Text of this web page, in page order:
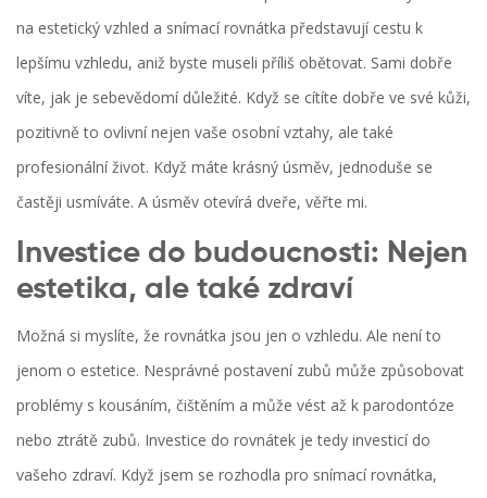
na estetický vzhled a snímací rovnátka představují cestu k
lepšímu vzhledu, aniž byste museli příliš obětovat. Sami dobře
víte, jak je sebevědomí důležité. Když se cítíte dobře ve své kůži,
pozitivně to ovlivní nejen vaše osobní vztahy, ale také
profesionální život. Když máte krásný úsměv, jednoduše se
častěji usmíváte. A úsměv otevírá dveře, věřte mi.
Investice do budoucnosti: Nejen
estetika, ale také zdraví
Možná si myslíte, že rovnátka jsou jen o vzhledu. Ale není to
jenom o estetice. Nesprávné postavení zubů může způsobovat
problémy s kousáním, čištěním a může vést až k parodontóze
nebo ztrátě zubů. Investice do rovnátek je tedy investicí do
vašeho zdraví. Když jsem se rozhodla pro snímací rovnátka,